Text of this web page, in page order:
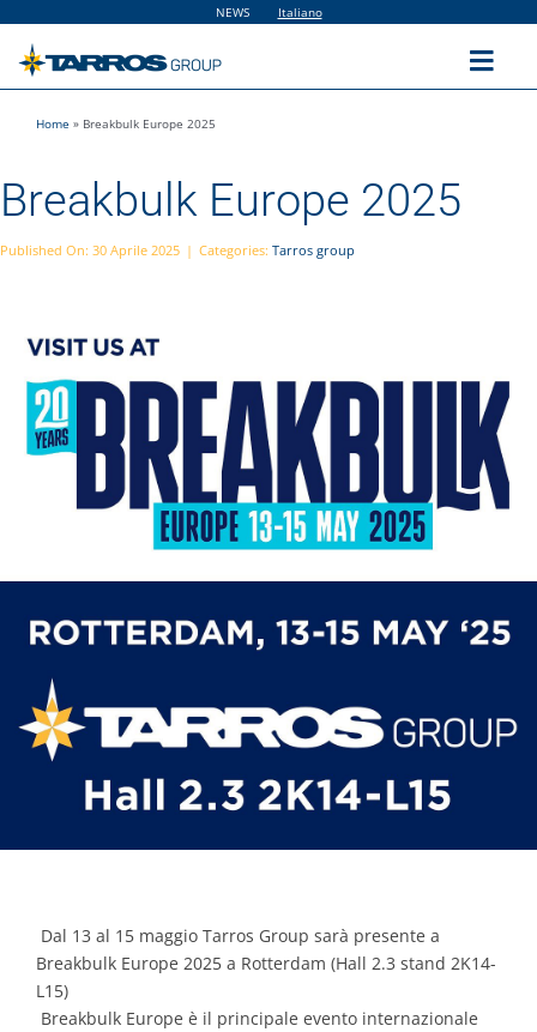
contenuto
NEWS Italiano
The Group
Sustainability
People
Home » Breakbulk Europe 2025
Breakbulk Europe 2025
Published On: 30 Aprile 2025 | Categories: Tarros group
Dal 13 al 15 maggio Tarros Group sarà presente a
Breakbulk Europe 2025 a Rotterdam (Hall 2.3 stand 2K14-
L15)
Breakbulk Europe è il principale evento internazionale